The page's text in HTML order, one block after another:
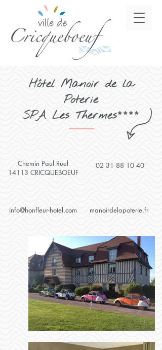
Hôtel Manoir de la
Poterie
SPA Les Thermes****
Chemin Paul Ruel
14113 CRICQUEBOEUF
02 31 88 10 40
info@honfleur-hotel.com manoirdelapoterie.fr